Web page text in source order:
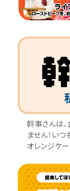
幹事さんは
ません！い
オレンジケ